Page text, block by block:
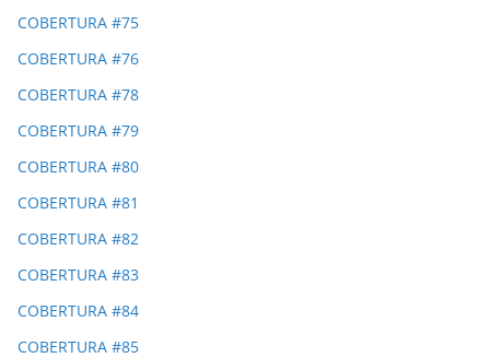
COBERTURA #75
COBERTURA #76
COBERTURA #78
COBERTURA #79
COBERTURA #80
COBERTURA #81
COBERTURA #82
COBERTURA #83
COBERTURA #84
COBERTURA #85